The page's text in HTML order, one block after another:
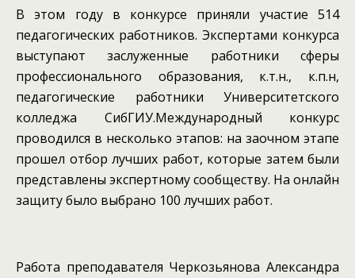
В этом году в конкурсе приняли участие 514
педагогических работников. Экспертами конкурса
выступают заслуженные работники сферы
профессионального образования, к.т.н., к.п.н,
педагогические работники Университетского
колледжа СибГИУ.Международный конкурс
проводился в несколько этапов: на заочном этапе
прошел отбор лучших работ, которые затем были
представлены экспертному сообществу. На онлайн
защиту было выбрано 100 лучших работ.
Работа преподавателя Черкозьянова Александра